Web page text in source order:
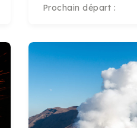
Prochain départ :